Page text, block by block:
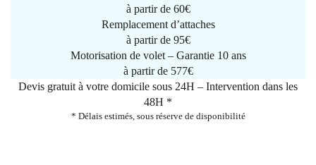
à partir de 60€
Remplacement d’attaches
à partir de 95€
Motorisation de volet – Garantie 10 ans
à partir de 577€
Devis gratuit à votre domicile sous 24H – Intervention dans les
48H *
* Délais estimés, sous réserve de disponibilité